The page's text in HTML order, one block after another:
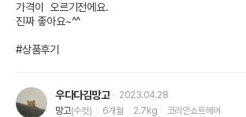
가격이  오르기전에요.
진짜 좋아요~^^
#상품후기
우다다김망고
2023.04.28
망고(수컷) 6개월 2.7kg 코리안쇼트헤어